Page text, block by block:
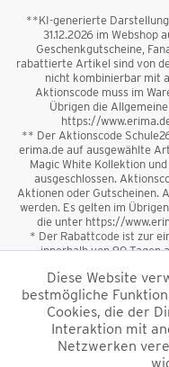
**KI-generierte
31.12.2026 im
Geschenkgutscheine,
rabattierte Artikel sind von
nicht kombinierbar mit
Aktionscode muss im
Übrigen die
https://
** Der Aktionscode
erima.de auf ausgewählte
Magic White Kollektion
ausgeschlossen.
Aktionen oder Gutscheinen.
werden. Es gelten im
die unter https://
* Der Rabattcode ist zur
innerhalb von 90 Tagen
sowie
Rabattcode ist nicht mit
kombinierbar. Der
*Alle Preise
Diese Website
bestmögliche
Cookies, die der
Interaktion mit
Netzwerken